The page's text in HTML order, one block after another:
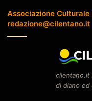
Associazione Culturale
redazione@cilentano.it
cilentano.it
di diano ed